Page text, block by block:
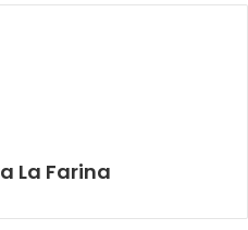
La Farina